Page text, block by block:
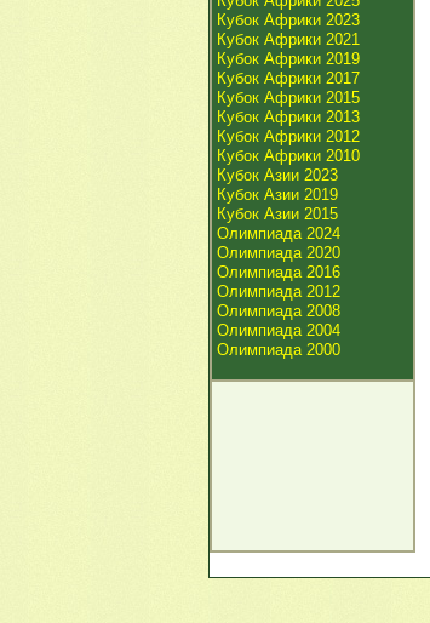
Кубок Африки 2023
Кубок Африки 2021
Кубок Африки 2019
Кубок Африки 2017
Кубок Африки 2015
Кубок Африки 2013
Кубок Африки 2012
Кубок Африки 2010
Кубок Азии 2023
Кубок Азии 2019
Кубок Азии 2015
Олимпиада 2024
Олимпиада 2020
Олимпиада 2016
Олимпиада 2012
Олимпиада 2008
Олимпиада 2004
Олимпиада 2000